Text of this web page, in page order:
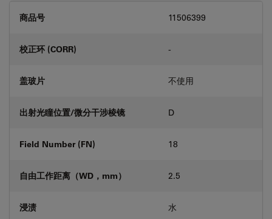
商品号 11506399
校正环 (CORR) -
盖玻片 不使用
出射光瞳位置/微分干涉棱镜 D
Field Number (FN) 18
自由工作距离（WD，mm） 2.5
浸渍 水